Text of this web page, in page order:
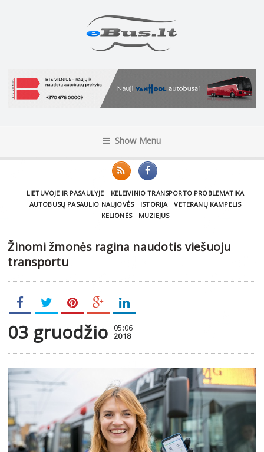
Show Menu
LIETUVOJE IR PASAULYJE
KELEIVINIO TRANSPORTO PROBLEMATIKA
AUTOBUSŲ PASAULIO NAUJOVĖS
ISTORIJA
VETERANŲ KAMPELIS
KELIONĖS
MUZIEJUS
Žinomi žmonės ragina naudotis viešuoju
transportu
03 gruodžio 05:06
2018